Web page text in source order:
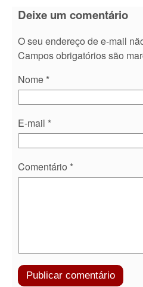
Deixe um comentário
O seu endereço de e-mail
Campos obrigatórios são
Nome *
E-mail *
Comentário *